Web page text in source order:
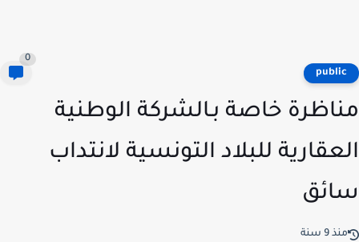
خاصة بـالشركة الوطنية
للبلاد التونسية لانتداب
9 سنة